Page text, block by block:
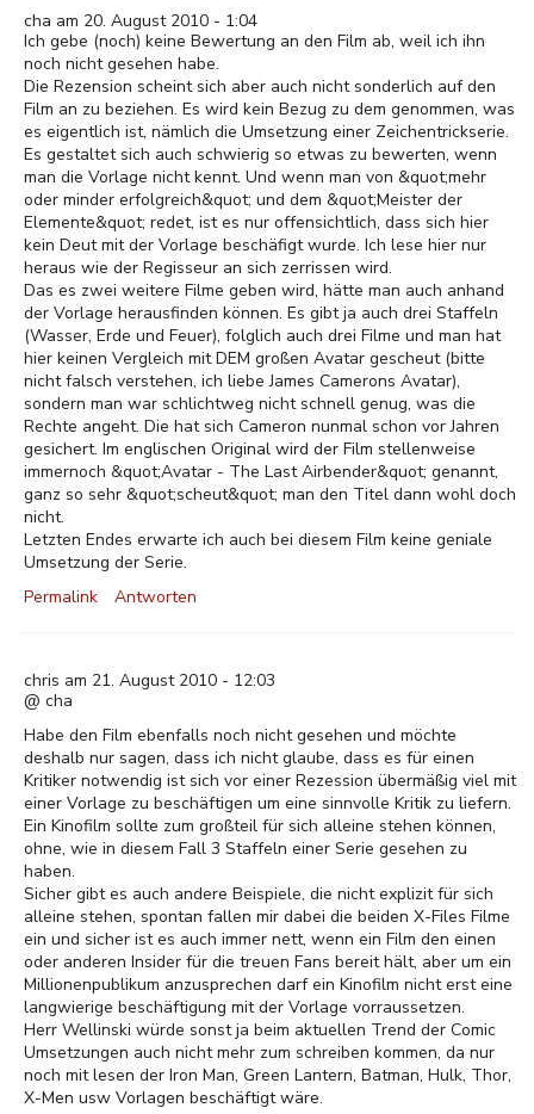
cha am 20. August 2010 - 1:04
Ich gebe (noch) keine Bewertung an den Film ab, weil ich ihn
noch nicht gesehen habe.
Die Rezension scheint sich aber auch nicht sonderlich auf den
Film an zu beziehen. Es wird kein Bezug zu dem genommen, was
es eigentlich ist, nämlich die Umsetzung einer Zeichentrickserie.
Es gestaltet sich auch schwierig so etwas zu bewerten, wenn
man die Vorlage nicht kennt. Und wenn man von &quot;mehr
oder minder erfolgreich&quot; und dem &quot;Meister der
Elemente&quot; redet, ist es nur offensichtlich, dass sich hier
kein Deut mit der Vorlage beschäfigt wurde. Ich lese hier nur
heraus wie der Regisseur an sich zerrissen wird.
Das es zwei weitere Filme geben wird, hätte man auch anhand
der Vorlage herausfinden können. Es gibt ja auch drei Staffeln
(Wasser, Erde und Feuer), folglich auch drei Filme und man hat
hier keinen Vergleich mit DEM großen Avatar gescheut (bitte
nicht falsch verstehen, ich liebe James Camerons Avatar),
sondern man war schlichtweg nicht schnell genug, was die
Rechte angeht. Die hat sich Cameron nunmal schon vor Jahren
gesichert. Im englischen Original wird der Film stellenweise
immernoch &quot;Avatar - The Last Airbender&quot; genannt,
ganz so sehr &quot;scheut&quot; man den Titel dann wohl doch
nicht.
Letzten Endes erwarte ich auch bei diesem Film keine geniale
Umsetzung der Serie.
Permalink
Antworten
chris am 21. August 2010 - 12:03
@ cha
Habe den Film ebenfalls noch nicht gesehen und möchte
deshalb nur sagen, dass ich nicht glaube, dass es für einen
Kritiker notwendig ist sich vor einer Rezession übermäßig viel mit
einer Vorlage zu beschäftigen um eine sinnvolle Kritik zu liefern.
Ein Kinofilm sollte zum großteil für sich alleine stehen können,
ohne, wie in diesem Fall 3 Staffeln einer Serie gesehen zu
haben.
Sicher gibt es auch andere Beispiele, die nicht explizit für sich
alleine stehen, spontan fallen mir dabei die beiden X-Files Filme
ein und sicher ist es auch immer nett, wenn ein Film den einen
oder anderen Insider für die treuen Fans bereit hält, aber um ein
Millionenpublikum anzusprechen darf ein Kinofilm nicht erst eine
langwierige beschäftigung mit der Vorlage vorraussetzen.
Herr Wellinski würde sonst ja beim aktuellen Trend der Comic
Umsetzungen auch nicht mehr zum schreiben kommen, da nur
noch mit lesen der Iron Man, Green Lantern, Batman, Hulk, Thor,
X-Men usw Vorlagen beschäftigt wäre.